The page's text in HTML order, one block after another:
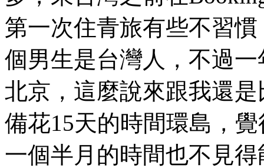
第一次住青旅有些不習
個男生是台灣人，不過
北京，這麼說來跟我還
備花15天的時間環島，
一個半月的時間也不見